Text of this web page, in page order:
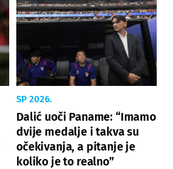
SP 2026.
Dalić uoči Paname: “Imamo
dvije medalje i takva su
očekivanja, a pitanje je
koliko je to realno”